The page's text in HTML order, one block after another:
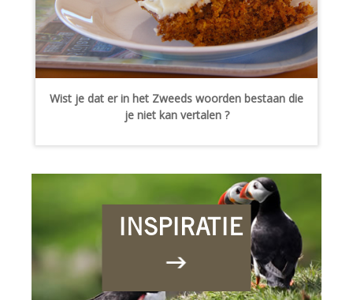
Wist je dat er in het Zweeds woorden bestaan die
je niet kan vertalen ?
INSPIRATIE